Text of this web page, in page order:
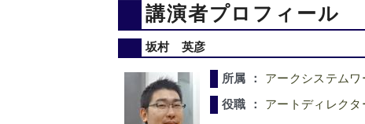
講演者プロフィール
坂村 英彦
所属 ： アークシステム
役職 ： アートディレク